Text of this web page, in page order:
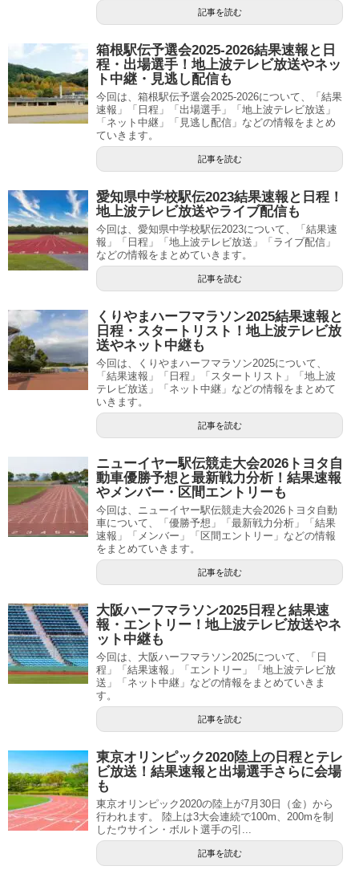
記事を読む
箱根駅伝予選会2025-2026結果速報と日
程・出場選手！地上波テレビ放送やネッ
ト中継・見逃し配信も
今回は、箱根駅伝予選会2025-2026について、「結果
速報」「日程」「出場選手」「地上波テレビ放送」
「ネット中継」「見逃し配信」などの情報をまとめ
ていきます。
記事を読む
愛知県中学校駅伝2023結果速報と日程！
地上波テレビ放送やライブ配信も
今回は、愛知県中学校駅伝2023について、「結果速
報」「日程」「地上波テレビ放送」「ライブ配信」
などの情報をまとめていきます。
記事を読む
くりやまハーフマラソン2025結果速報と
日程・スタートリスト！地上波テレビ放
送やネット中継も
今回は、くりやまハーフマラソン2025について、
「結果速報」「日程」「スタートリスト」「地上波
テレビ放送」「ネット中継」などの情報をまとめて
いきます。
記事を読む
ニューイヤー駅伝競走大会2026トヨタ自
動車優勝予想と最新戦力分析！結果速報
やメンバー・区間エントリーも
今回は、ニューイヤー駅伝競走大会2026トヨタ自動
車について、「優勝予想」「最新戦力分析」「結果
速報」「メンバー」「区間エントリー」などの情報
をまとめていきます。
記事を読む
大阪ハーフマラソン2025日程と結果速
報・エントリー！地上波テレビ放送やネ
ット中継も
今回は、大阪ハーフマラソン2025について、「日
程」「結果速報」「エントリー」「地上波テレビ放
送」「ネット中継」などの情報をまとめていきま
す。
記事を読む
東京オリンピック2020陸上の日程とテレ
ビ放送！結果速報と出場選手さらに会場
も
東京オリンピック2020の陸上が7月30日（金）から
行われます。 陸上は3大会連続で100m、200mを制
したウサイン・ボルト選手の引...
記事を読む